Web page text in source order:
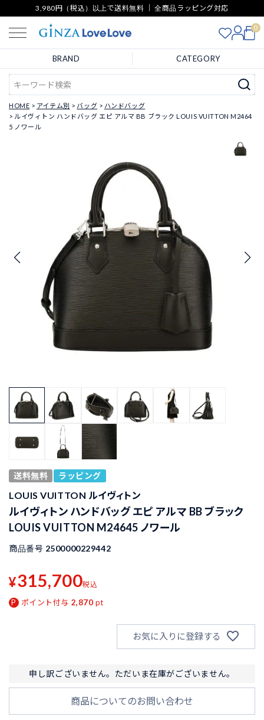
3,980円（税込）以上で送料無料 ｜ 全商品ラッピング対応
0
BRAND CATEGORY
HOME アイテム別 バッグ
ハンドバッグ
ルイヴィトン ハンドバッグ エピ アルマ BB ブラック LOUIS VUITTON M2464
5 ノワール
送料無料 ラッピング
LOUIS VUITTON ルイヴィトン
ルイヴィトン ハンドバッグ エピ アルマ BB ブラック
LOUIS VUITTON M24645 ノワール
商品番号 2500000229442
¥315,700税込
ポイント付与 2,870 pt
お気に入りに登録する
申し訳ございません。ただいま在庫がございません。
商品についてのお問い合わせ